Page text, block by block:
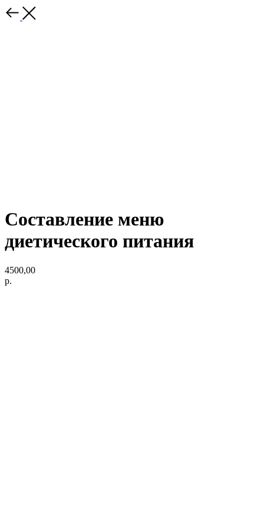
Составление меню
диетического питания
4500,00
р.